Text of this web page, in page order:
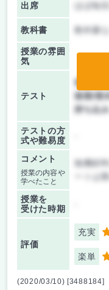
出席 ほぼ毎
教科書 教科書
授業の雰囲
気
テスト
前期/中
後期/期
持ち込み
テストの方
式や難易度
コメント
授業の内容や
学べたこと
無機材
授業を
受けた時期
評価
充実 5
楽単 4
(2020/03/10) [3488184]